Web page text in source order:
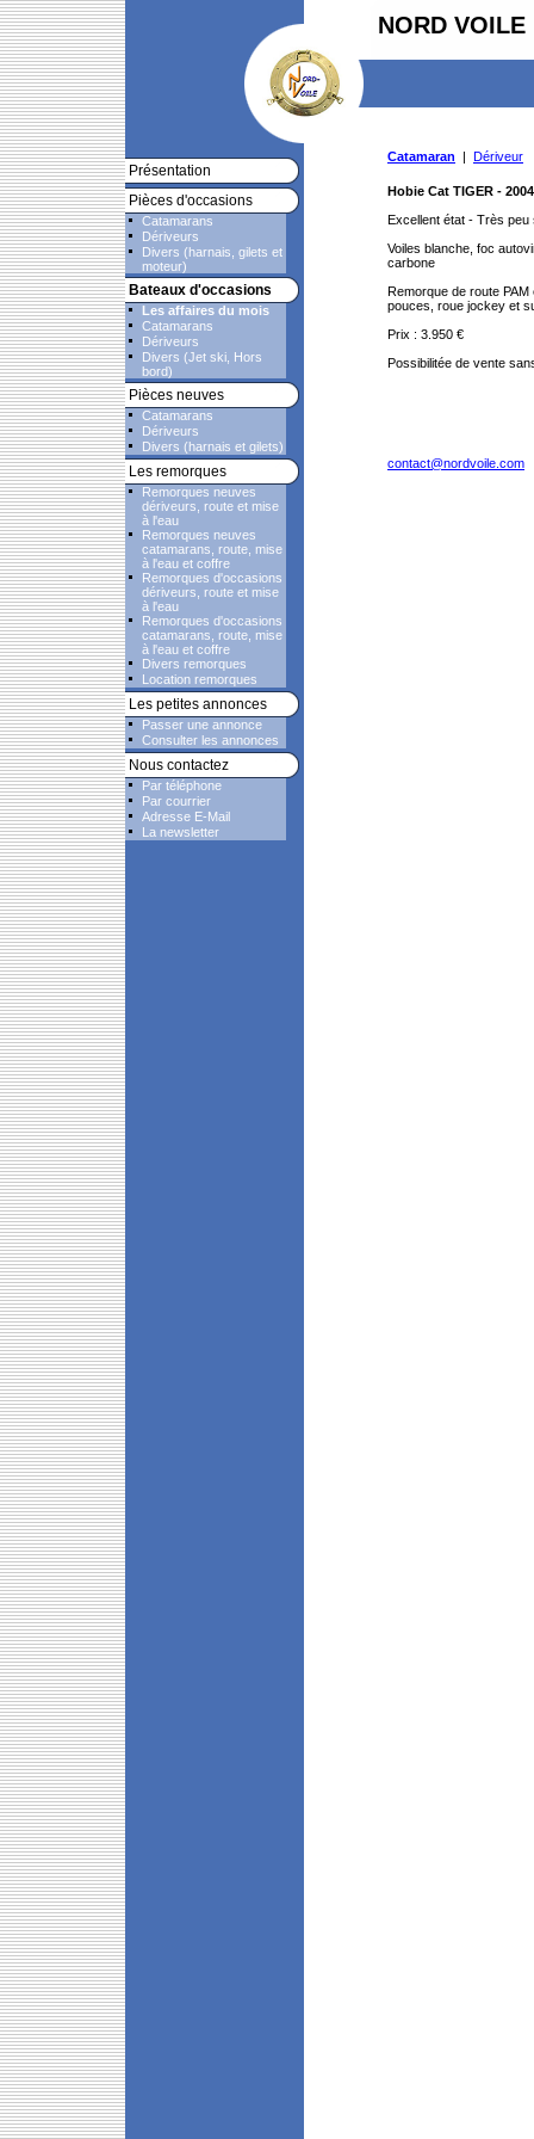
NORD VOILE
Présentation
Pièces d'occasions
Catamarans
Dériveurs
Divers (harnais, gilets et
moteur)
Bateaux d'occasions
Les affaires du mois
Catamarans
Dériveurs
Divers (Jet ski, Hors
bord)
Pièces neuves
Catamarans
Dériveurs
Divers (harnais et gilets)
Les remorques
Remorques neuves
dériveurs, route et mise
à l'eau
Remorques neuves
catamarans, route, mise
à l'eau et coffre
Remorques d'occasions
dériveurs, route et mise
à l'eau
Remorques d'occasions
catamarans, route, mise
à l'eau et coffre
Divers remorques
Location remorques
Les petites annonces
Passer une annonce
Consulter les annonces
Nous contactez
Par téléphone
Par courrier
Adresse E-Mail
La newsletter
Catamaran | Dériveur
Hobie Cat TIGER - 2004
Excellent état - Très
Voiles blanche, foc
carbone
Remorque de route
pouces, roue jockey et
Prix : 3.950 €
Possibilitée de vente
contact@nordvoile.com